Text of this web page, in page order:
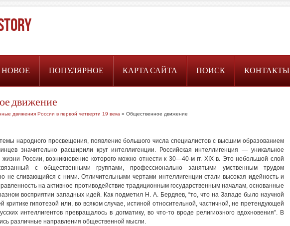
НОВОЕ ПОПУЛЯРНОЕ КАРТА САЙТА ПОИСК КОНТАКТЫ
движение
движения России в первой четверти 19 века » Общественное движение
народного просвещения, появление большого числа специалистов с высшим образованием
значительно расширили круг интеллигенции. Российская интеллигенция — уникальное
России, возникновение которого можно отнести к 30—40-м гг. XIX в. Это небольшой слой
с общественными группами, профессионально занятыми умственным трудом
не сливающийся с ними. Отличительными чертами интеллигенции стали высокая идейность и
на активное противодействие традиционным государственным началам, основанные
восприятии западных идей. Как подметил Н. А. Бердяев, “то, что на Западе было научной
критике гипотезой или, во всяком случае, истиной относительной, частичной, не претендующей
интеллигентов превращалось в догматику, во что-то вроде религиозного вдохновения”. В
различные направления общественной мысли.